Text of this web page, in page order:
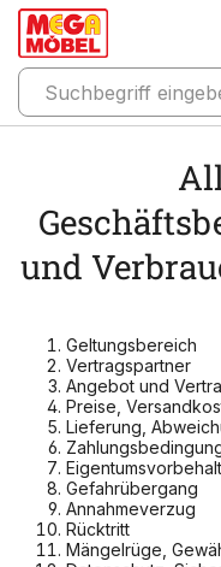
und
Geltungsbereich
Vertragspartner
Angebot und
Preise,
Lieferung,
Eigentumsvorbehalt
Gefahrübergang
Annahmeverzug
Rücktritt
Mängelrüge,